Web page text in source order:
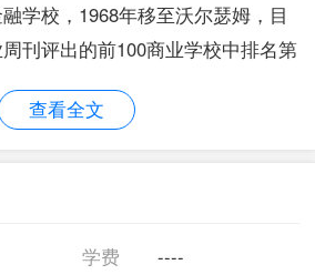
学校，1968年移至沃尔瑟姆，目
刊评出的前100商业学校中排名第
越多的学生，1968年本特利大学从
萨诸塞州沃尔瑟姆市。1965年到
英亩（ 0.66平方公里）。 本特利
计算机信息系统、经济学、英
查看全文
学费
----